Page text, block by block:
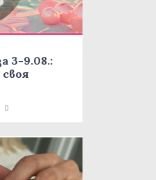
3-9.08.:
0